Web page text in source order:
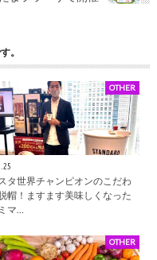
。
OTHER
タ世界チャンピオンのこだわ
帽！ますます美味しくなった
マ…
OTHER